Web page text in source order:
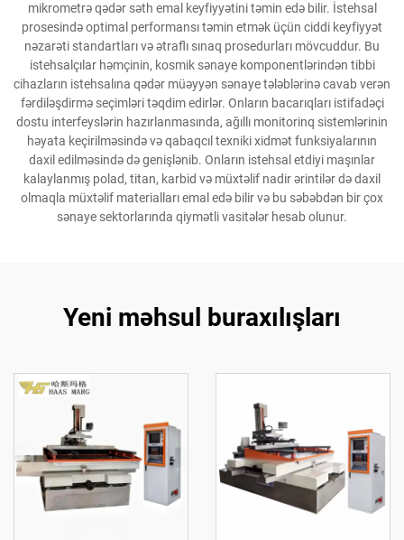
mikrometrə qədər səth emal keyfiyyətini təmin edə bilir. İstehsal
prosesində optimal performansı təmin etmək üçün ciddi keyfiyyət
nəzarəti standartları və ətraflı sınaq prosedurları mövcuddur. Bu
istehsalçılar həmçinin, kosmik sənaye komponentlərindən tibbi
cihazların istehsalına qədər müəyyən sənaye tələblərinə cavab verən
fərdiləşdirmə seçimləri təqdim edirlər. Onların bacarıqları istifadəçi
dostu interfeyslərin hazırlanmasında, ağıllı monitorinq sistemlərinin
həyata keçirilməsində və qabaqcıl texniki xidmət funksiyalarının
daxil edilməsində də genişlənib. Onların istehsal etdiyi maşınlar
kalaylanmış polad, titan, karbid və müxtəlif nadir ərintilər də daxil
olmaqla müxtəlif materialları emal edə bilir və bu səbəbdən bir çox
sənaye sektorlarında qiymətli vasitələr hesab olunur.
Yeni məhsul buraxılışları